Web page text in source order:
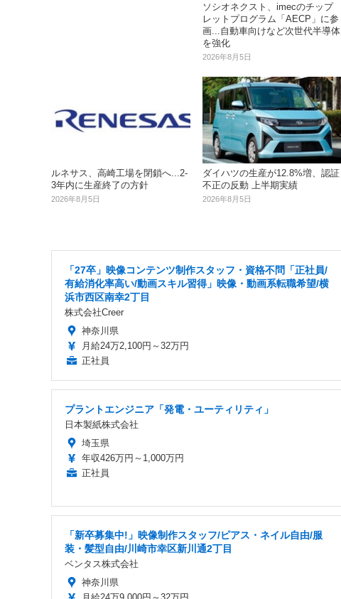
ソシオネクスト、imecのチップ
レットプログラム「AECP」に参
画...自動車向けなど次世代半導体
を強化
2026年8月5日
ルネサス、高崎工場を閉鎖へ...2‐
3年内に生産終了の方針
2026年8月5日
ダイハツの生産が12.8%増、認証
不正の反動 上半期実績
2026年8月5日
「27卒」映像コンテンツ制作スタッフ・資格不問「正社員/
有給消化率高い/動画スキル習得」映像・動画系転職希望/横
浜市西区南幸2丁目
株式会社Creer
神奈川県
月給24万2,100円～32万円
正社員
プラントエンジニア「発電・ユーティリティ」
日本製紙株式会社
埼玉県
年収426万円～1,000万円
正社員
「新卒募集中!」映像制作スタッフ/ピアス・ネイル自由/服
装・髪型自由/川崎市幸区新川通2丁目
ベンタス株式会社
神奈川県